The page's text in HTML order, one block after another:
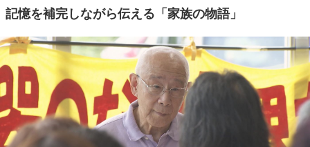
記憶を補完しながら伝える「家族の物語」